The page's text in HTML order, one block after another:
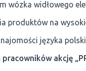
wózka widłowego
produktów na
języka
akcję